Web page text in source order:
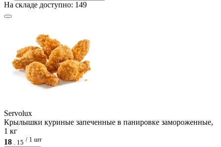
На складе доступно: 149
Servolux
Крылышки куриные запеченные в панировке замороженные,
1 кг
18 . 15 / 1 шт